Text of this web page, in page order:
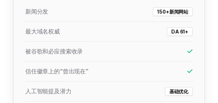
新闻分发 150+新闻网站
最大域名权威 DA 61+
被谷歌和必应搜索收录
信任徽章上的“曾出现在”
人工智能提及潜力 基础优化